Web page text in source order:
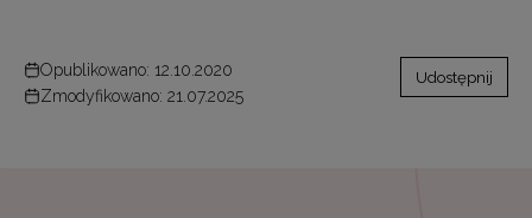
Opublikowano: 12.10.2020
Zmodyfikowano: 21.07.2025
Udostępnij